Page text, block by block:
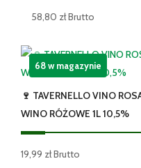
Dry
58,80 złBrutto
🍷 TAVERNELLO VINO
WINO RÓŻOWE 1L 10,5%
19,99 złBrutto
68 w magazynie